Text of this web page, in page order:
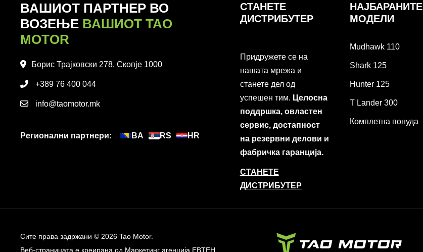
ВАШИОТ ПАРТНЕР ВО
ВОЗЕЊЕ ВАШИОТ TAO
MOTOR
Борис Трајковски 278, Скопје 1000
+389 76 400 044
info@taomotor.mk
Регионални партнери: BA RS HR
СТАНЕТЕ
ДИСТРИБУТЕР
Придружете се на
нашата мрежа и
станете дел од
успешен тим. Целосна
поддршка, овластен
сервис, достапност
на резервни делови и
фабричка гаранција.
СТАНЕТЕ
ДИСТРИБУТЕР
НАЈБАРАНИТЕ
МОДЕЛИ
Mudhawk 110
Shark 125
Hunter 125
T Lander 300
Комплетна понуда
Сите права задржани © 2026 Tao Motor.
Веб-страницата е креирана од Маркетинг агенција EBTEH